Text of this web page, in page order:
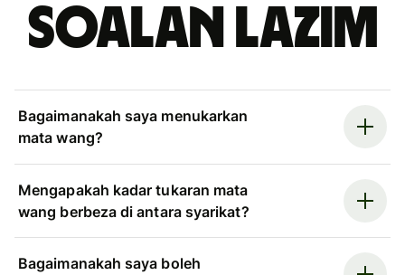
Soalan Lazim
Bagaimanakah saya menukarkan
mata wang?
Mengapakah kadar tukaran mata
wang berbeza di antara syarikat?
Bagaimanakah saya boleh